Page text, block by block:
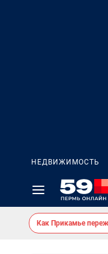
НЕДВИЖИМОСТЬ
Как Прикамье